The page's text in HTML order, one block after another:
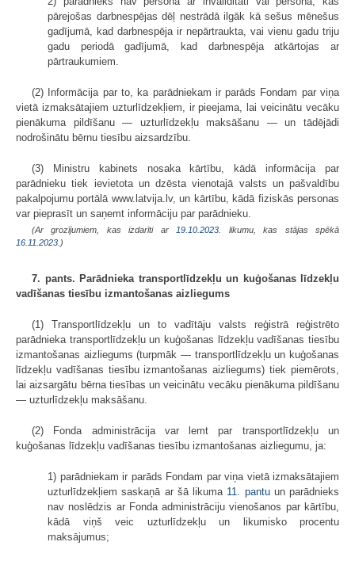
pārejošas darbnespējas dēļ nestrādā ilgāk kā sešus mēnešus
gadījumā, kad darbnespēja ir nepārtraukta, vai vienu gadu triju
gadu periodā gadījumā, kad darbnespēja atkārtojas ar
pārtraukumiem.
(2) Informācija par to, ka parādniekam ir parāds Fondam par viņa
vietā izmaksātajiem uzturlīdzekļiem, ir pieejama, lai veicinātu vecāku
pienākuma pildīšanu — uzturlīdzekļu maksāšanu — un tādējādi
nodrošinātu bērnu tiesību aizsardzību.
(3) Ministru kabinets nosaka kārtību, kādā informācija par
parādnieku tiek ievietota un dzēsta vienotajā valsts un pašvaldību
pakalpojumu portālā www.latvija.lv, un kārtību, kādā fiziskās personas
var pieprasīt un saņemt informāciju par parādnieku.
(Ar grozījumiem, kas izdarīti ar19.10.2023. likumu, kas stājas spēkā
16.11.2023.)
7. pants. Parādnieka transportlīdzekļu un kuģošanas līdzekļu
vadīšanas tiesību izmantošanas aizliegums
(1) Transportlīdzekļu un to vadītāju valsts reģistrā reģistrēto
parādnieka transportlīdzekļu un kuģošanas līdzekļu vadīšanas tiesību
izmantošanas aizliegums (turpmāk — transportlīdzekļu un kuģošanas
līdzekļu vadīšanas tiesību izmantošanas aizliegums) tiek piemērots,
lai aizsargātu bērna tiesības un veicinātu vecāku pienākuma pildīšanu
— uzturlīdzekļu maksāšanu.
(2) Fonda administrācija var lemt par transportlīdzekļu un
kuģošanas līdzekļu vadīšanas tiesību izmantošanas aizliegumu, ja:
1) parādniekam ir parāds Fondam par viņa vietā izmaksātajiem
uzturlīdzekļiem saskaņā ar šā likuma 11. pantuun parādnieks
nav noslēdzis ar Fonda administrāciju vienošanos par kārtību,
kādā viņš veic uzturlīdzekļu un likumisko procentu
maksājumus;